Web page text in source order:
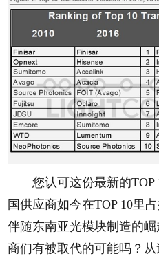
您认可这份最新的TOP
国供应商如今在TOP 10里
伴随东南亚光模块制造的
商们有被取代的可能吗？